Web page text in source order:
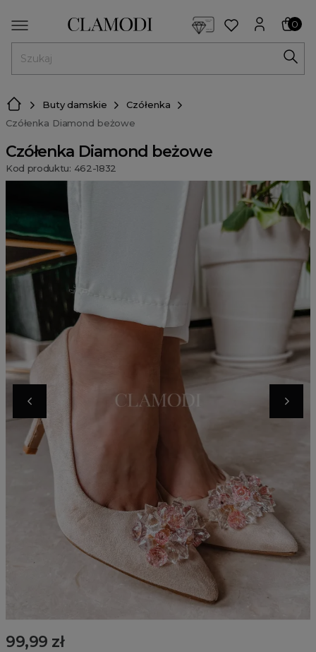
0
Buty damskie
Czółenka
Czółenka Diamond beżowe
Czółenka Diamond beżowe
Kod produktu: 462-1832
99,99 zł